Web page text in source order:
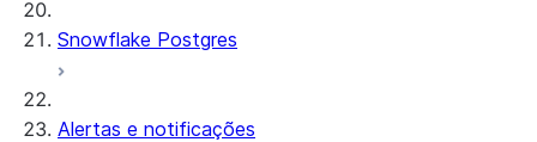
Snowflake Postgres
Alertas e notificações